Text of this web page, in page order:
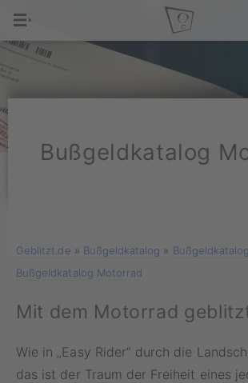
Bußgeldkatalog
Geblitzt.de » Bußgeldkatalog »
Bußgeldkatalog Motorrad
Mit dem Motorrad
Wie in „Easy Rider“ durch die
das ist der Traum der Freiheit eines